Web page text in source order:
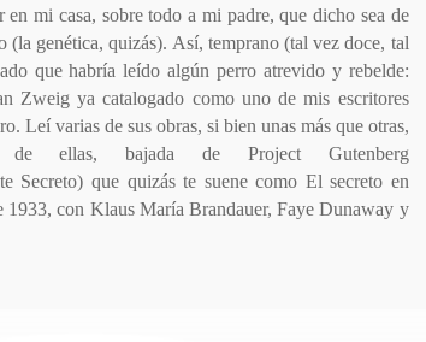
mi casa, sobre todo a mi padre, que dicho sea de
(la genética, quizás). Así, temprano (tal vez doce, tal
que habría leído algún perro atrevido y rebelde:
Zweig ya catalogado como uno de mis escritores
Leí varias de sus obras, si bien unas más que otras,
ellas, bajada de Project Gutenberg
Secreto) que quizás te suene como El secreto en
1933, con Klaus María Brandauer, Faye Dunaway y